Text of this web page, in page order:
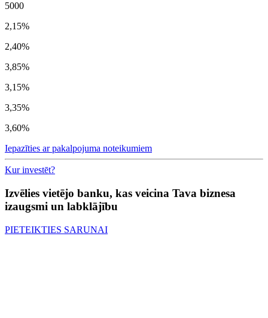
5000
2,15%
2,40%
3,85%
3,15%
3,35%
3,60%
Iepazīties ar pakalpojuma noteikumiem
Kur investēt?
Izvēlies vietējo banku, kas veicina Tava biznesa
izaugsmi un labklājību
PIETEIKTIES SARUNAI